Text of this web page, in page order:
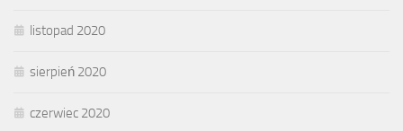
listopad 2020
sierpień 2020
czerwiec 2020